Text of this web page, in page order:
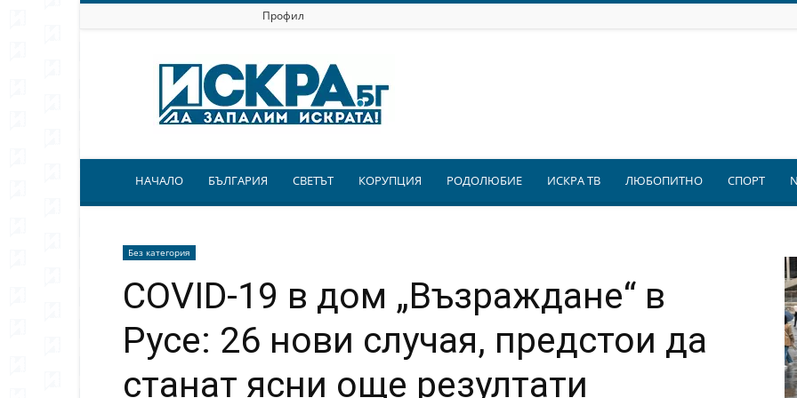
Профил
Искра.бг
НАЧАЛО БЪЛГАРИЯ СВЕТЪТ КОРУПЦИЯ РОДОЛЮБИЕ ИСКРА ТВ ЛЮБОПИТНО СПОРТ
Без категория
COVID-19 в дом „Възраждане“ в
Русе: 26 нови случая, предстои да
станат ясни още резултати